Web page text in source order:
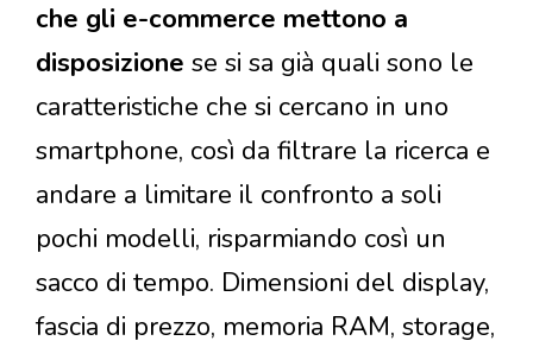
che gli e-commerce mettono a
disposizione se si sa già quali sono le
caratteristiche che si cercano in uno
smartphone, così da filtrare la ricerca e
andare a limitare il confronto a soli
pochi modelli, risparmiando così un
sacco di tempo. Dimensioni del display,
fascia di prezzo, memoria RAM, storage,